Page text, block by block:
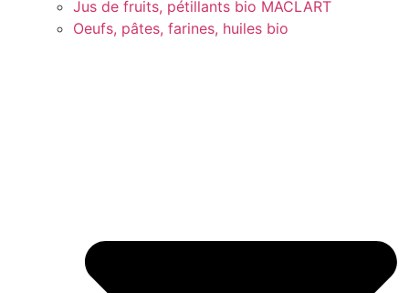
Jus de fruits, pétillants bio MACLART
Oeufs, pâtes, farines, huiles bio